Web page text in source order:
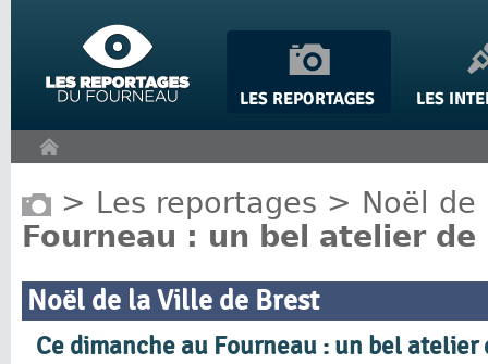
> Les reportages > Noël de
Fourneau : un bel atelier de
Noël de la Ville de Brest
Ce dimanche au Fourneau : un bel atelier